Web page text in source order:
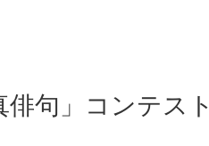
句」コンテスト